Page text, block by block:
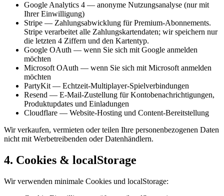
Google Analytics 4 — anonyme Nutzungsanalyse (nur mit
Ihrer Einwilligung)
Stripe — Zahlungsabwicklung für Premium-Abonnements.
Stripe verarbeitet alle Zahlungskartendaten; wir speichern nur
die letzten 4 Ziffern und den Kartentyp.
Google OAuth — wenn Sie sich mit Google anmelden
möchten
Microsoft OAuth — wenn Sie sich mit Microsoft anmelden
möchten
PartyKit — Echtzeit-Multiplayer-Spielverbindungen
Resend — E-Mail-Zustellung für Kontobenachrichtigungen,
Produktupdates und Einladungen
Cloudflare — Website-Hosting und Content-Bereitstellung
Wir verkaufen, vermieten oder teilen Ihre personenbezogenen Daten
nicht mit Werbetreibenden oder Datenhändlern.
4. Cookies & localStorage
Wir verwenden minimale Cookies und localStorage: